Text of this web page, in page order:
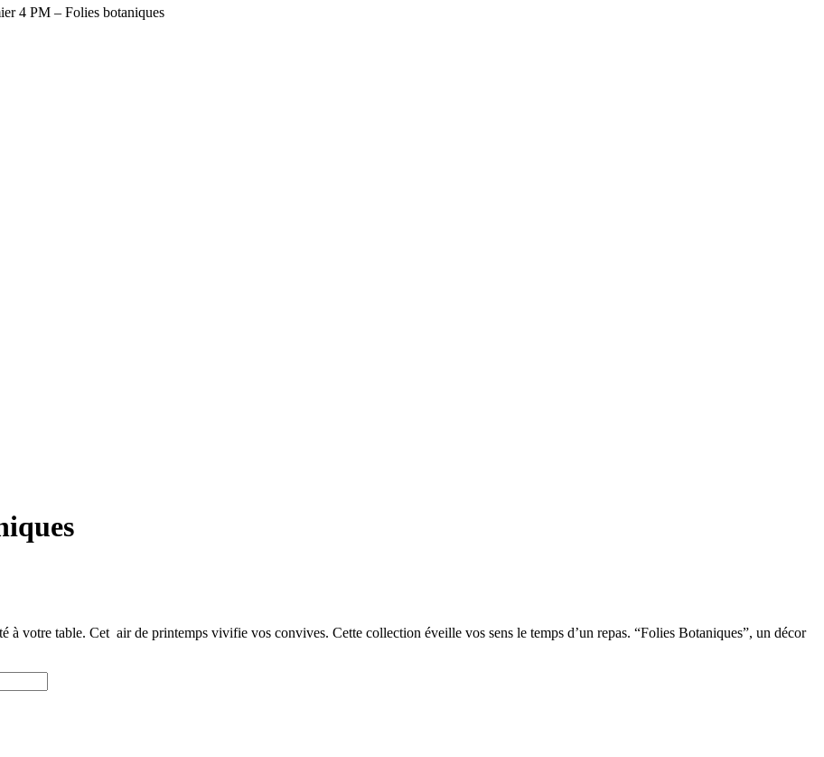
4 PM – Folies botaniques
à votre table. Cet air de printemps vivifie vos convives. Cette collection éveille vos sens le temps d’un repas. “Folies Botaniques”, un décor